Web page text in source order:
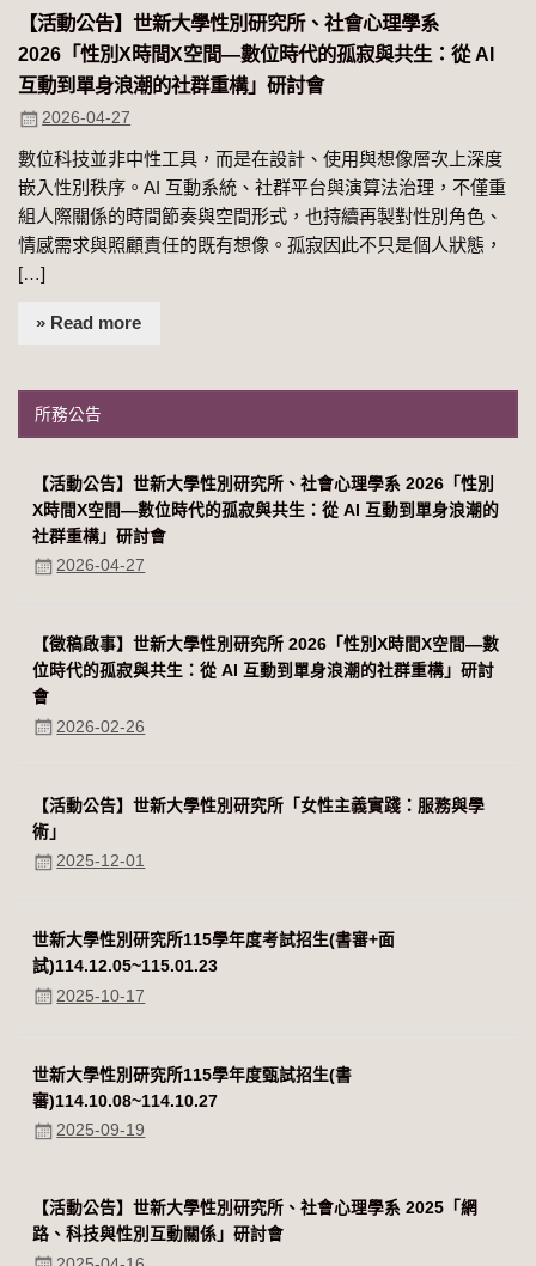
【活動公告】世新大學性別研究所、社會心理學系
2026「性別Χ時間Χ空間—數位時代的孤寂與共生：從 AI
互動到單身浪潮的社群重構」研討會
2026-04-27
數位科技並非中性工具，而是在設計、使用與想像層次上深度
嵌入性別秩序。AI 互動系統、社群平台與演算法治理，不僅重
組人際關係的時間節奏與空間形式，也持續再製對性別角色、
情感需求與照顧責任的既有想像。孤寂因此不只是個人狀態，
[…]
» Read more
所務公告
【活動公告】世新大學性別研究所、社會心理學系 2026「性別
Χ時間Χ空間—數位時代的孤寂與共生：從 AI 互動到單身浪潮的
社群重構」研討會
2026-04-27
【徵稿啟事】世新大學性別研究所 2026「性別Χ時間Χ空間—數
位時代的孤寂與共生：從 AI 互動到單身浪潮的社群重構」研討
會
2026-02-26
【活動公告】世新大學性別研究所「女性主義實踐：服務與學
術」
2025-12-01
世新大學性別研究所115學年度考試招生(書審+面
試)114.12.05~115.01.23
2025-10-17
世新大學性別研究所115學年度甄試招生(書
審)114.10.08~114.10.27
2025-09-19
【活動公告】世新大學性別研究所、社會心理學系 2025「網
路、科技與性別互動關係」研討會